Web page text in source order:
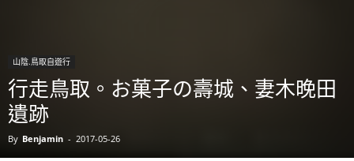
山陰.鳥取自遊行
行走鳥取。お菓子の壽城、妻木晚田
遺跡
By Benjamin - 2017-05-26